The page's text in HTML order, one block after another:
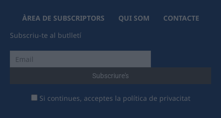
ÀREA DE SUBSCRIPTORS QUI SOM
CONTACTE
Subscriu-te al butlletí
Si continues, acceptes la política de privacitat